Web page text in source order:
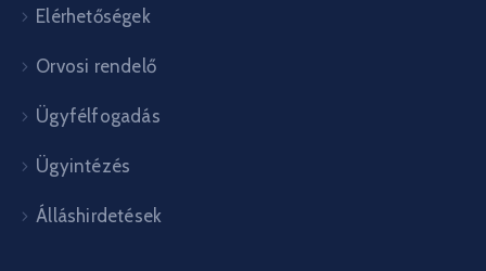
Elérhetőségek
Orvosi rendelő
Ügyfélfogadás
Ügyintézés
Álláshirdetések